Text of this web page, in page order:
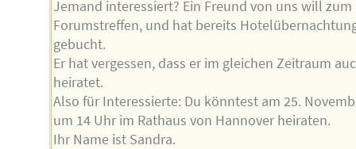
Jemand interessiert? Ein Freund von uns will zum
Forumstreffen, und hat bereits
gebucht.
Er hat vergessen, dass er im gleichen Zeitraum
heiratet.
Also für Interessierte: Du könntest am 25.
um 14 Uhr im Rathaus von Hannover heiraten.
Ihr Name ist Sandra.